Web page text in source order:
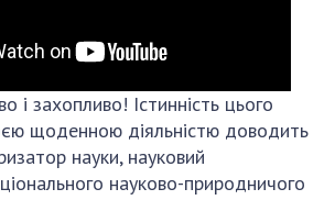
Президії
та комісії
МОН та НАН України
і захопливо! Істинність цього
щоденною діяльністю доводить
науки, науковий
науково-природничого